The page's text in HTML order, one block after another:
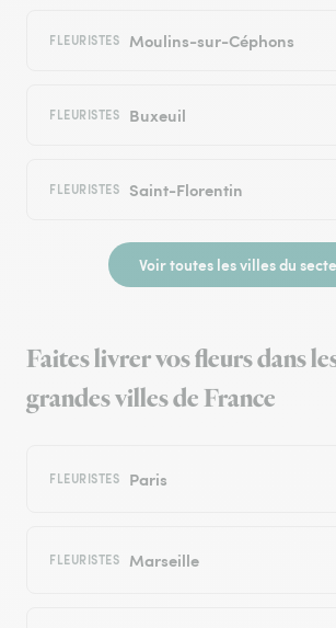
FLEURISTES Moulins-sur-Céphons
FLEURISTES Buxeuil
FLEURISTES Saint-Florentin
Voir toutes les villes du
Faites livrer vos fleurs dans
grandes villes de France
FLEURISTES Paris
FLEURISTES Marseille